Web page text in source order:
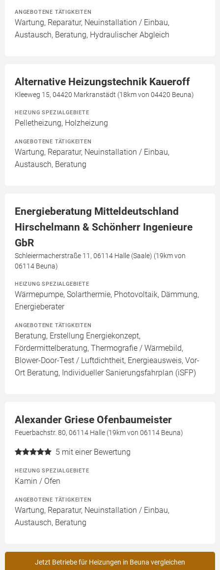
ANGEBOTENE TÄTIGKEITEN
Wartung, Reparatur, Neuinstallation / Einbau,
Austausch, Beratung, Hydraulischer Abgleich
Alternative Heizungstechnik Kaueroff
Kleeweg 15, 04420 Markranstädt (18km von 04420 Beuna)
HEIZUNG SPEZIALGEBIETE
Pelletheizung, Holzheizung
ANGEBOTENE TÄTIGKEITEN
Wartung, Reparatur, Neuinstallation / Einbau,
Austausch, Beratung
Energieberatung Mitteldeutschland
Hirschelmann & Schönherr Ingenieure
GbR
Schleiermacherstraße 11, 06114 Halle (Saale) (19km von
06114 Beuna)
HEIZUNG SPEZIALGEBIETE
Wärmepumpe, Solarthermie, Photovoltaik, Dämmung,
Energieberater
ANGEBOTENE TÄTIGKEITEN
Beratung, Erstellung Energiekonzept,
Fördermittelberatung, Thermografie / Wärmebild,
Blower-Door-Test / Luftdichtheit, Energieausweis, Vor-
Ort Beratung, Individueller Sanierungsfahrplan (iSFP)
Alexander Griese Ofenbaumeister
Feuerbachstr. 80, 06114 Halle (19km von 06114 Beuna)
5 mit einer Bewertung
HEIZUNG SPEZIALGEBIETE
Kamin / Ofen
ANGEBOTENE TÄTIGKEITEN
Wartung, Reparatur, Neuinstallation / Einbau,
Austausch, Beratung
Jetzt Betriebe für Heizungen in Beuna vergleichen